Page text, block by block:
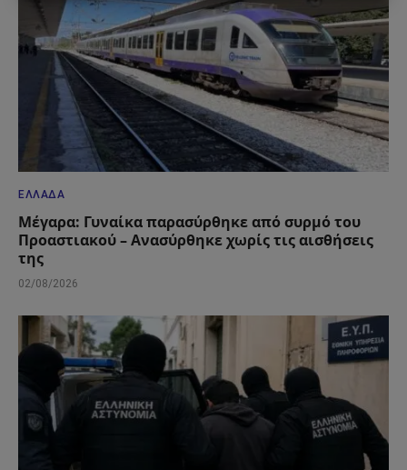
ΕΛΛΆΔΑ
Μέγαρα: Γυναίκα παρασύρθηκε από συρμό του
Προαστιακού – Ανασύρθηκε χωρίς τις αισθήσεις
της
02/08/2026